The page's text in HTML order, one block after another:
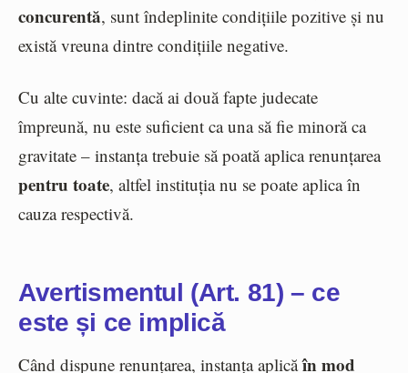
concurentă, sunt îndeplinite condițiile pozitive și nu
există vreuna dintre condițiile negative.
Cu alte cuvinte: dacă ai două fapte judecate
împreună, nu este suficient ca una să fie minoră ca
gravitate – instanța trebuie să poată aplica renunțarea
pentru toate, altfel instituția nu se poate aplica în
cauza respectivă.
Avertismentul (Art. 81) – ce
este și ce implică
Când dispune renunțarea, instanța aplicăîn mod